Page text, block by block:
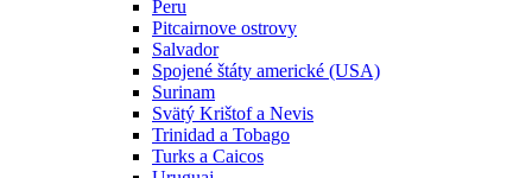
Peru
Pitcairnove ostrovy
Salvador
Spojené štáty americké (USA)
Surinam
Svätý Krištof a Nevis
Trinidad a Tobago
Turks a Caicos